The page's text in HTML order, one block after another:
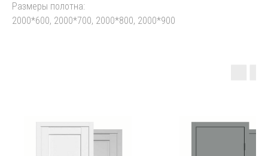
Размеры полотна:
2000*600, 2000*700, 2000*800, 2000*900